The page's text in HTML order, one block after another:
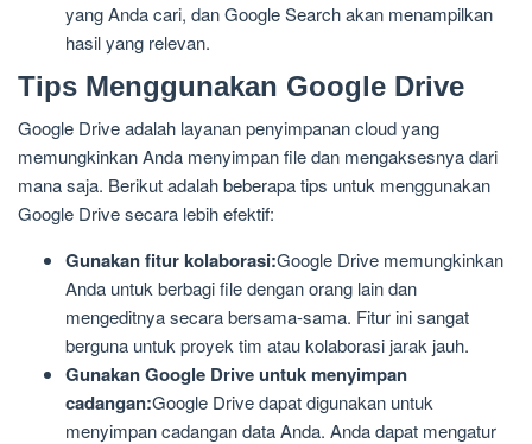
yang Anda cari, dan Google Search akan menampilkan
hasil yang relevan.
Tips Menggunakan Google Drive
Google Drive adalah layanan penyimpanan cloud yang
memungkinkan Anda menyimpan file dan mengaksesnya dari
mana saja. Berikut adalah beberapa tips untuk menggunakan
Google Drive secara lebih efektif:
Gunakan fitur kolaborasi:Google Drive memungkinkan
Anda untuk berbagi file dengan orang lain dan
mengeditnya secara bersama-sama. Fitur ini sangat
berguna untuk proyek tim atau kolaborasi jarak jauh.
Gunakan Google Drive untuk menyimpan
cadangan:Google Drive dapat digunakan untuk
menyimpan cadangan data Anda. Anda dapat mengatur